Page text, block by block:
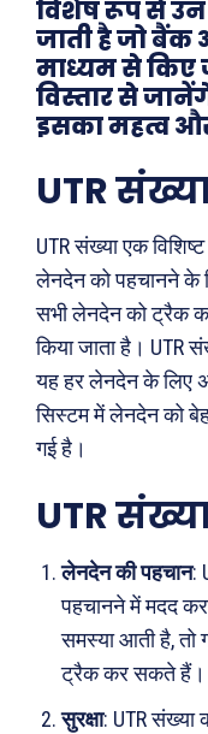
विशेष रूप से
जाती है जो बैंक
माध्यम से किए
विस्तार से
इसका महत्व
UTR
UTR संख्या एक
लेनदेन को पहचानने के
सभी लेनदेन को ट्रैक
किया जाता है। UTR
यह हर लेनदेन के लिए
सिस्टम में लेनदेन को
गई है।
UTR
लेनदेन की पहचान:
पहचानने में मदद
समस्या आती है,
ट्रैक कर सकते हैं।
सुरक्षा: UTR संख्या